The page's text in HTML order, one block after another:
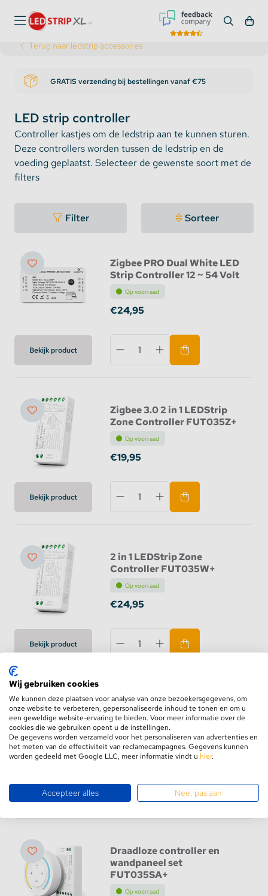
Terug naar ledstrip accessoires
GRATIS verzending bij bestellingen vanaf €75
LED strip controller
Controller kastjes om de ledstrip aan te kunnen sturen.
Deze controllers worden tussen de ledstrip en de
voeding geplaatst. Selecteer de gewenste soort met de
filters
Filter Sorteer
Bekijk product
Zigbee PRO Dual White LED
Strip Controller 12 ~ 54 Volt
Op voorraad
€24,95
Bekijk product
Zigbee 3.0 2 in 1 LEDStrip
Zone Controller FUT035Z+
Op voorraad
€19,95
Bekijk product
2 in 1 LEDStrip Zone
Controller FUT035W+
Op voorraad
€24,95
Bekijk product
LEDStrip Zone Controller
Slimline Single & Dual color
Op voorraad
€11,95
Draadloze controller en
wandpaneel set
FUT035SA+
Op voorraad
Wij gebruiken cookies
We kunnen deze plaatsen voor analyse van onze bezoekersgegevens, om
onze website te verbeteren, gepersonaliseerde inhoud te tonen en om u
een geweldige website-ervaring te bieden. Voor meer informatie over de
cookies die we gebruiken opent u de instellingen.
De gegevens worden verzameld voor het personaliseren van advertenties en
het meten van de effectiviteit van reclamecampagnes. Gegevens kunnen
worden gedeeld met Google LLC, meer informatie vindt u hier.
Accepteer alles Nee, pas aan